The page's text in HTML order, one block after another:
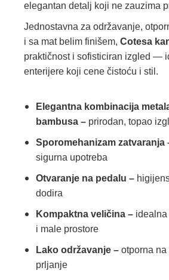
elegantan detalj koji ne zauzima
Jednostavna za održavanje,
i sa mat belim finišem, Cotesa
praktičnost i sofisticiran izgled —
enterijere koji cene čistoću i stil.
Elegantna kombinacija
bambusa – prirodan, topao
Sporomehanizam zatvaranja
sigurna upotreba
Otvaranje na pedalu –
dodira
Kompaktna veličina –
i male prostore
Lako održavanje – otporna na
prljanje